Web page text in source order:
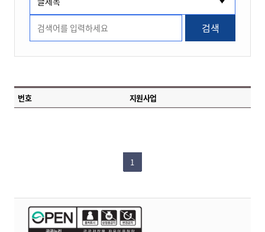
검색
번호 지원사업
1